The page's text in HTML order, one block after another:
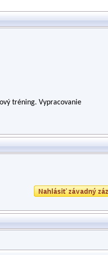
tréning. Vypracovanie